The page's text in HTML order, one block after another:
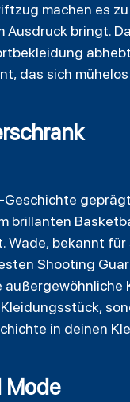
machen es
bringt.
das sich
brillanten
bekannt
Shooting
in deinen
Mode